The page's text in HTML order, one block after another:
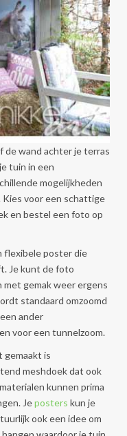
de wand achter je terras
tuin in een
mogelijkheden
Kies voor een schattige
en bestel een foto op
flexibele poster die
Je kunt de foto
gemak weer ergens
standaard omzoomd
ander
voor een tunnelzoom.
gemaakt is
meshdoek dat ook
kunnen prima
Jeposters kun je
ook een idee om